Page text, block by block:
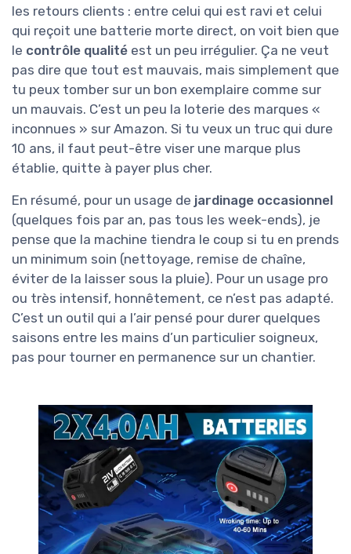
les retours clients : entre celui qui est ravi et celui
qui reçoit une batterie morte direct, on voit bien que
le contrôle qualité est un peu irrégulier. Ça ne veut
pas dire que tout est mauvais, mais simplement que
tu peux tomber sur un bon exemplaire comme sur
un mauvais. C’est un peu la loterie des marques «
inconnues » sur Amazon. Si tu veux un truc qui dure
10 ans, il faut peut-être viser une marque plus
établie, quitte à payer plus cher.
En résumé, pour un usage de jardinage occasionnel
(quelques fois par an, pas tous les week-ends), je
pense que la machine tiendra le coup si tu en prends
un minimum soin (nettoyage, remise de chaîne,
éviter de la laisser sous la pluie). Pour un usage pro
ou très intensif, honnêtement, ce n’est pas adapté.
C’est un outil qui a l’air pensé pour durer quelques
saisons entre les mains d’un particulier soigneux,
pas pour tourner en permanence sur un chantier.